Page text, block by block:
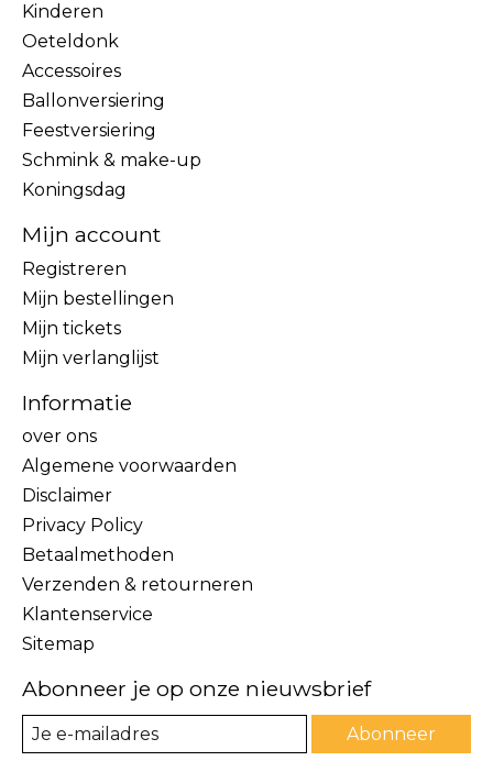
Kinderen
Oeteldonk
Accessoires
Ballonversiering
Feestversiering
Schmink & make-up
Koningsdag
Mijn account
Registreren
Mijn bestellingen
Mijn tickets
Mijn verlanglijst
Informatie
over ons
Algemene voorwaarden
Disclaimer
Privacy Policy
Betaalmethoden
Verzenden & retourneren
Klantenservice
Sitemap
Abonneer je op onze nieuwsbrief
Abonneer